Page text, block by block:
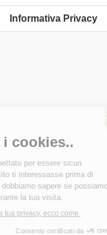
Informativa Privacy